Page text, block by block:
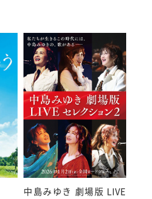
中島みゆき 劇場版 LIVE